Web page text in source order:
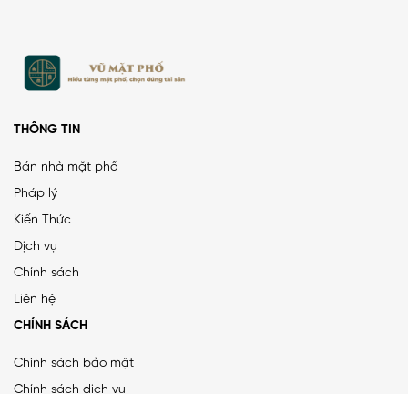
PHÂN LÔ LẠC TRUNG 2 Ô TÔ DỪNG ĐỖ, VỈA HÈ, DÂN XÂY
Lạc Trung
THÔNG TIN
Bán nhà mặt phố
Pháp lý
Kiến Thức
Dịch vụ
Chính sách
Liên hệ
CHÍNH SÁCH
Chính sách bảo mật
Chính sách dịch vụ